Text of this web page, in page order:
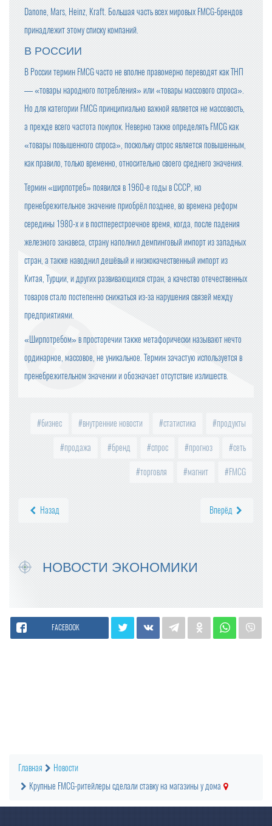
Danone, Mars, Heinz, Kraft. Большая часть всех мировых FMCG-брендов
принадлежит этому списку компаний.
В РОССИИ
В России термин FMCG часто не вполне правомерно переводят как ТНП
— «товары народного потребления» или «товары массового спроса».
Но для категории FMCG принципиально важной является не массовость,
а прежде всего частота покупок. Неверно также определять FMCG как
«товары повышенного спроса», поскольку спрос является повышенным,
как правило, только временно, относительно своего среднего значения.
Термин «ширпотреб» появился в 1960-е годы в СССР, но
пренебрежительное значение приобрёл позднее, во времена реформ
середины 1980-х и в постперестроечное время, когда, после падения
железного занавеса, страну наполнил демпинговый импорт из западных
стран, а также наводнил дешёвый и низкокачественный импорт из
Китая, Турции, и других развивающихся стран, а качество отечественных
товаров стало постепенно снижаться из-за нарушения связей между
предприятиями.
«Ширпотребом» в просторечии также метафорически называют нечто
ординарное, массовое, не уникальное. Термин зачастую используется в
пренебрежительном значении и обозначает отсутствие излишеств.
бизнес внутренние новости статистика продукты
продажа бренд спрос прогноз сеть
торговля магнит FMCG
Назад Вперёд
НОВОСТИ ЭКОНОМИКИ
FACEBOOK
Главная
Новости
Крупные FMCG-ритейлеры сделали ставку на магазины у дома